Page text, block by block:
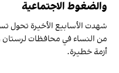
والضغوط الاجتماعية
شهدت الأسابيع الأخيرة تحول
من النساء في محافظات لرستان
أزمة خطيرة.